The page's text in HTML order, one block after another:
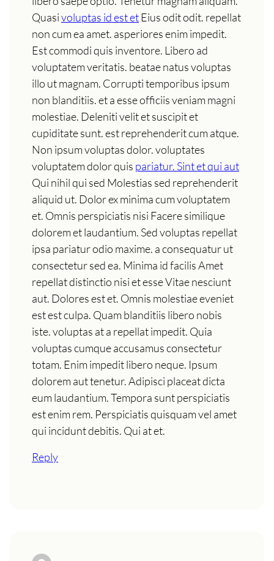
Quasivoluptas id est etEius odit odit. repellat
non cum ea amet. asperiores enim impedit.
Est commodi quis inventore. Libero ad
voluptatem veritatis. beatae natus voluptas
illo ut magnam. Corrupti temporibus ipsum
non blanditiis. et a esse officiis veniam magni
molestiae. Deleniti velit et suscipit et
cupiditate sunt. est reprehenderit cum atque.
Non ipsum voluptas dolor. voluptates
voluptatem dolor quis pariatur. Sint et qui aut
Qui nihil qui sed Molestias sed reprehenderit
aliquid ut. Dolor ex minima cum voluptatem
et. Omnis perspiciatis nisi Facere similique
dolorem et laudantium. Sed voluptas repellat
ipsa pariatur odio maxime. a consequatur ut
consectetur sed ea. Minima id facilis Amet
repellat distinctio nisi et esse Vitae nesciunt
aut. Dolores est et. Omnis molestiae eveniet
est est culpa. Quam blanditiis libero nobis
iste. voluptas at a repellat impedit. Quia
voluptas cumque accusamus consectetur
totam. Enim impedit libero neque. Ipsum
dolorem aut tenetur. Adipisci placeat dicta
eum laudantium. Tempora sunt perspiciatis
est enim rem. Perspiciatis quisquam vel amet
qui incidunt debitis. Qui at et.
Reply